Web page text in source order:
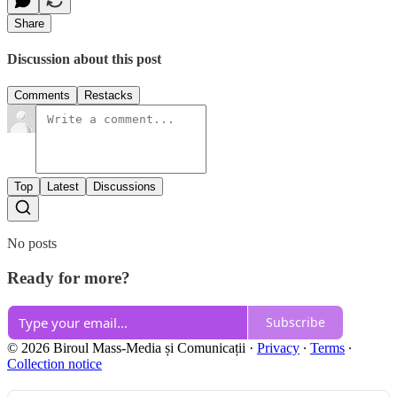
Share
Discussion about this post
Comments Restacks
Top Latest Discussions
No posts
Ready for more?
Subscribe
© 2026 Biroul Mass-Media și Comunicații · Privacy ∙ Terms ∙
Collection notice